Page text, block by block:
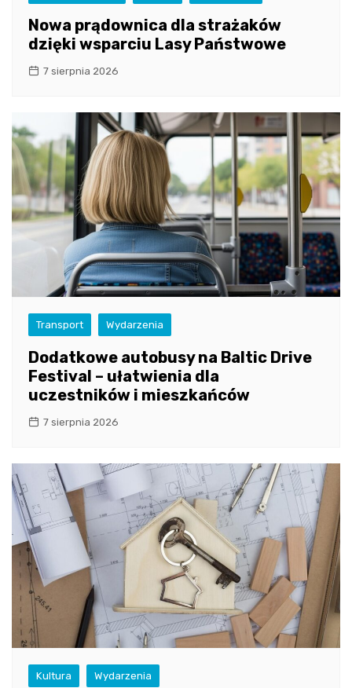
Nowa prądownica dla strażaków
dzięki wsparciu Lasy Państwowe
7 sierpnia 2026
Transport Wydarzenia
Dodatkowe autobusy na Baltic Drive
Festival – ułatwienia dla
uczestników i mieszkańców
7 sierpnia 2026
Kultura Wydarzenia